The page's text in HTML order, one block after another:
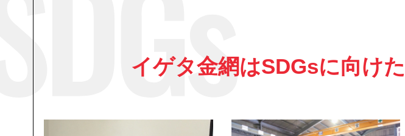
イゲタ金網はSDGsに向けた